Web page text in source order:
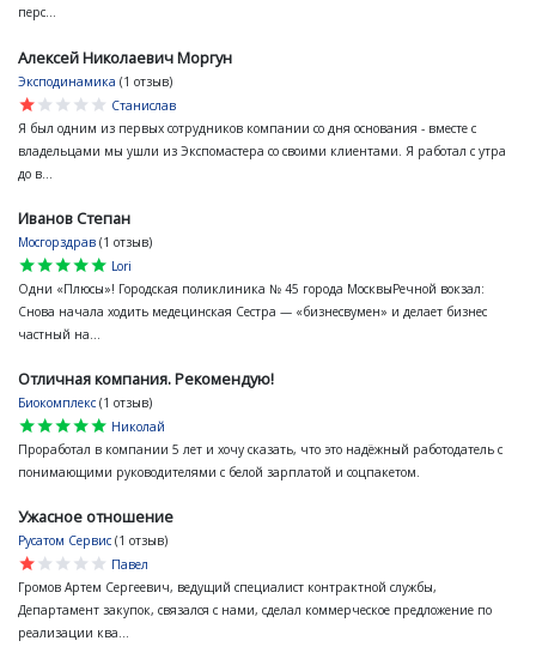
перс...
Алексей Николаевич Моргун
Эксподинамика (1 отзыв)
star
star
star
star
star
Станислав
Я был одним из первых сотрудников компании со дня основания - вместе с
владельцами мы ушли из Экспомастера со своими клиентами. Я работал с утра
до в...
Иванов Степан
Мосгорздрав (1 отзыв)
star
star
star
star
star
Lori
Одни «Плюсы»! Городская поликлиника № 45 города МосквыРечной вокзал:
Снова начала ходить медецинская Сестра — «бизнесвумен» и делает бизнес
частный на...
Отличная компания. Рекомендую!
Биокомплекс (1 отзыв)
star
star
star
star
star
Николай
Проработал в компании 5 лет и хочу сказать, что это надёжный работодатель с
понимающими руководителями с белой зарплатой и соцпакетом.
Ужасное отношение
Русатом Сервис (1 отзыв)
star
star
star
star
star
Павел
Громов Артем Сергеевич, ведущий специалист контрактной службы,
Департамент закупок, связался с нами, сделал коммерческое предложение по
реализации ква...